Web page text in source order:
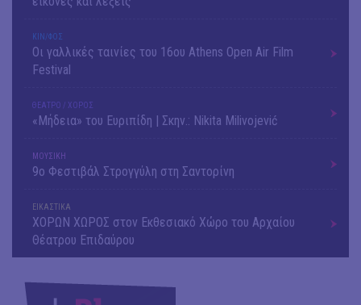
ΚΙΝ/ΦΟΣ
Οι γαλλικές ταινίες του 16ου Athens Open Air Film
Festival
ΘΕΑΤΡΟ / ΧΟΡΟΣ
«Μήδεια» του Ευριπίδη | Σκην.: Nikita Milivojević
ΜΟΥΣΙΚΗ
9o Φεστιβάλ Στρογγύλη στη Σαντορίνη
ΕΙΚΑΣΤΙΚΑ
ΧΟΡΩΝ ΧΩΡΟΣ στον Εκθεσιακό Χώρο του Αρχαίου
Θέατρου Επιδαύρου